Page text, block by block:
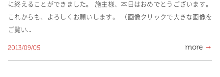
に終えることができました。 施主様、本日はおめでとうございます。
これからも、よろしくお願いします。 （画像クリックで大きな画像を
ご覧い...
2013/09/05 more